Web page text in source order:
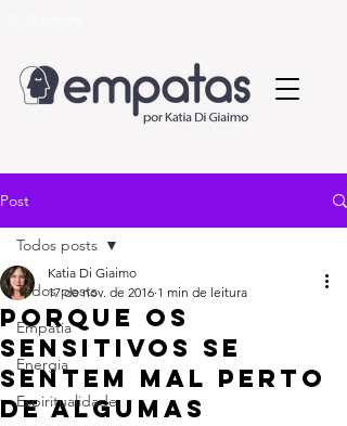
Post
Todos posts
Empatia
Energia
Espiritualidade
Todos posts
Porque os
sensitivos se
sentem mal perto
de algumas
Katia Di Giaimo
17 de nov. de 2016 1 min de leitura